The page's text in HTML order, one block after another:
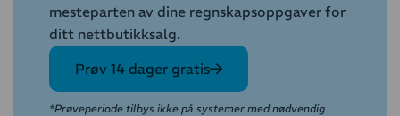
mesteparten av dine regnskapsoppgaver for
ditt nettbutikksalg.
Prøv 14 dager gratis
*Prøveperiode tilbys ikke på systemer med nødvendig